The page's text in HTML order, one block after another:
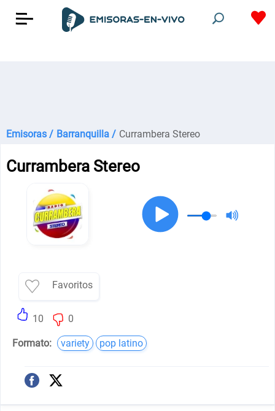
Emisoras / Barranquilla / Currambera Stereo
Currambera Stereo
Favoritos
10 0
Formato: variety pop latino